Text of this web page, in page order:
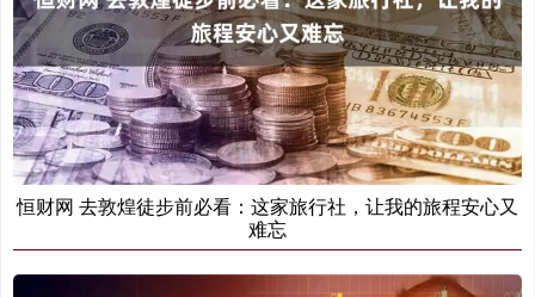
恒财网 去敦煌徒步前必看：这家旅行社，让我的旅程安心又
难忘